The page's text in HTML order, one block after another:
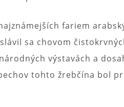
fariem
sa chovom
výstavách a
tohto žrebčína bol